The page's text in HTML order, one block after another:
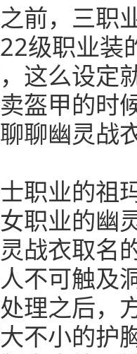
前，三职
级职业装
这么设定
盔甲的时
聊幽灵战
职业的祖
职业的幽
战衣取名
不可触及
理之后，
不小的护